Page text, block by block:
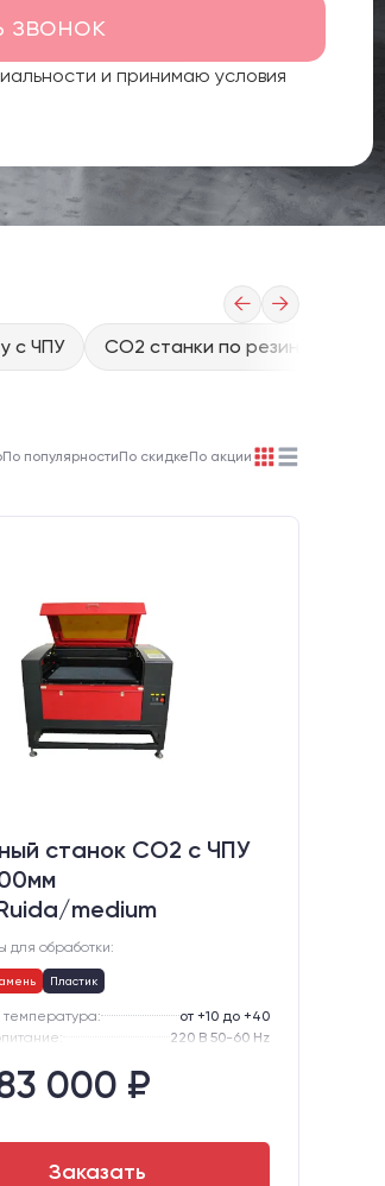
звонок
и принимаю условия
← →
с ЧПУ CO2 станки по резине с ЧПУ
По популярностиПо скидкеПо акции
станок CO2 c ЧПУ
medium
для обработки:
Пластик
температура:
от +10 до +40
220 В 50-60 Hz
рабочего стола, мм:
оси Y:
000 ₽
Заказать